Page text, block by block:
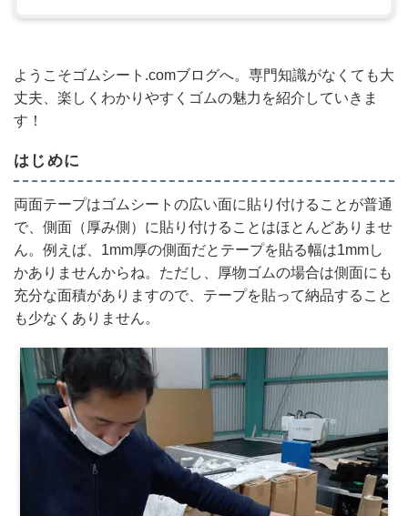
ようこそゴムシート.comブログへ。専門知識がなくても大
丈夫、楽しくわかりやすくゴムの魅力を紹介していきま
す！
はじめに
両面テープはゴムシートの広い面に貼り付けることが普通
で、側面（厚み側）に貼り付けることはほとんどありませ
ん。例えば、1mm厚の側面だとテープを貼る幅は1mmし
かありませんからね。ただし、厚物ゴムの場合は側面にも
充分な面積がありますので、テープを貼って納品すること
も少なくありません。